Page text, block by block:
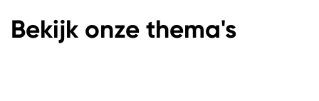
Bekijk onze thema's